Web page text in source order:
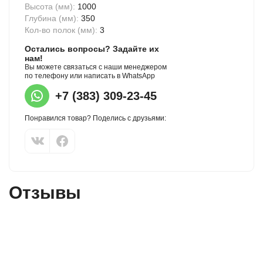
Высота (мм): 1000
Глубина (мм): 350
Кол-во полок (мм): 3
Остались вопросы? Задайте их
нам!
Вы можете связаться с наши менеджером
по телефону или написать в WhatsApp
+7 (383) 309-23-45
Понравился товар? Поделись с друзьями:
Отзывы